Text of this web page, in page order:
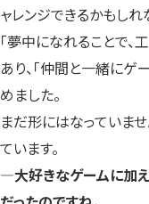
ャレンジできるかもしれ
「夢中になれることで、
あり、「仲間と一緒にゲ
めました。
まだ形にはなっていま
ています。
―大好きなゲームに加え